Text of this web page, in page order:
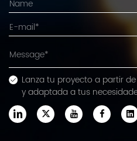
Lanza tu proyecto a partir
y adaptada a tus